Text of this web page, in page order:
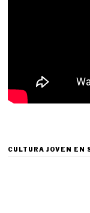
CULTURA JOVEN EN